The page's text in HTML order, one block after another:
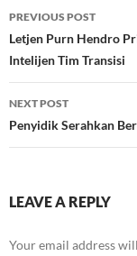
Post
navigation
PREVIOUS POST
Letjen Purn Hendro
Intelijen Tim Transisi
NEXT POST
Penyidik Serahkan
LEAVE A REPLY
Your email address